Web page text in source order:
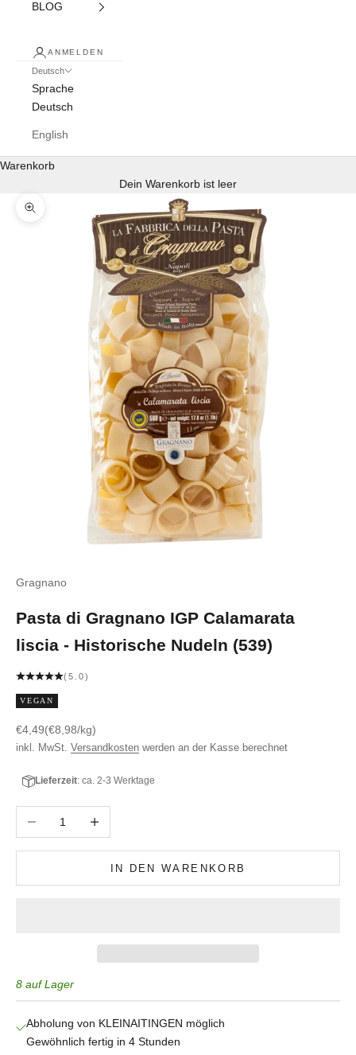
BLOG
ANMELDEN
Deutsch
Sprache
Deutsch
English
Warenkorb
Dein Warenkorb ist leer
Bild vergrößern
Gragnano
Pasta di Gragnano IGP Calamarata
liscia - Historische Nudeln (539)
(5.0)
VEGAN
Angebot
€4,49(€8,98/kg)
inkl. MwSt. Versandkosten werden an der Kasse berechnet
Lieferzeit: ca. 2-3 Werktage
IN DEN WARENKORB
8 auf Lager
Abholung von KLEINAITINGEN möglich
Gewöhnlich fertig in 4 Stunden